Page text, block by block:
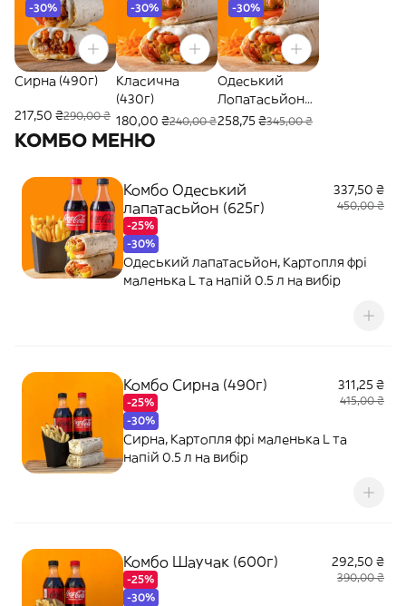
-30%
Сирна (490г)
217,50 ₴290,00 ₴
-30%
Класична
(430г)
180,00 ₴240,00 ₴
-30%
Одеський
Лопатасьйон
(625г)
258,75 ₴345,00 ₴
КОМБО МЕНЮ
Комбо Одеський
лапатасьйон (625г)
-25%
-30%
337,50 ₴
450,00 ₴
Одеський лапатасьйон, Картопля фрі
маленька L та напій 0.5 л на вибір
Комбо Сирна (490г)
-25%
-30%
311,25 ₴
415,00 ₴
Сирна, Картопля фрі маленька L та
напій 0.5 л на вибір
Комбо Шаучак (600г)
-25%
-30%
292,50 ₴
390,00 ₴